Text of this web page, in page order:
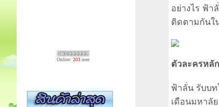
Online: 203 user
อย่างไร ฟ้า
ติดตามกันใ
ตัวละครหลั
ฟ้าลั่น รับบ
เดือนมหาลั